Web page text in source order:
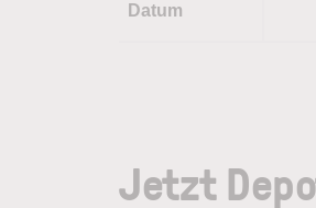
Datum
Jetzt